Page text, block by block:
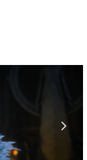
ムの魅力を画面や操作の
、硬派で骨太な評論連載
… ゲームにまつわる言葉
ーター文化史研究家・タ